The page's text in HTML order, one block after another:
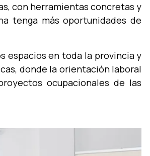
con herramientas concretas y
tenga más oportunidades de
espacios en toda la provincia y
donde la orientación laboral
ocupacionales de las